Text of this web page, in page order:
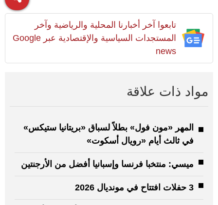
تابعوا آخر أخبارنا المحلية والرياضية وآخر
المستجدات السياسية والإقتصادية عبر Google
news
مواد ذات علاقة
المهر «مون فول» بطلاً لسباق «بريتانيا ستيكس»
في ثالث أيام «رويال أسكوت»
ميسي: منتخبا فرنسا وإسبانيا أفضل من الأرجنتين
3 حفلات افتتاح في مونديال 2026